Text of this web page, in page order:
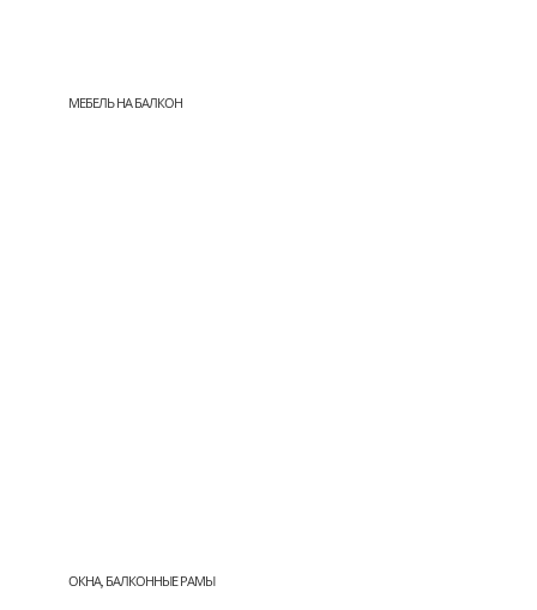
МЕБЕЛЬ НА БАЛКОН
ОКНА, БАЛКОННЫЕ РАМЫ